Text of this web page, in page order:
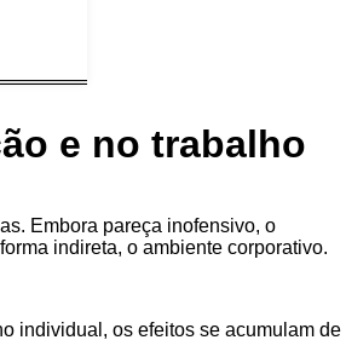
e no trabalho
Embora pareça inofensivo, o
indireta, o ambiente corporativo.
individual, os efeitos se acumulam de